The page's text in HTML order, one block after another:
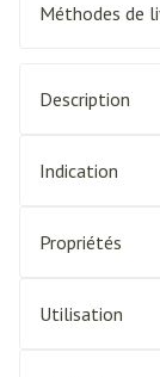
Méthodes de
Description
Indication
Propriétés
Utilisation